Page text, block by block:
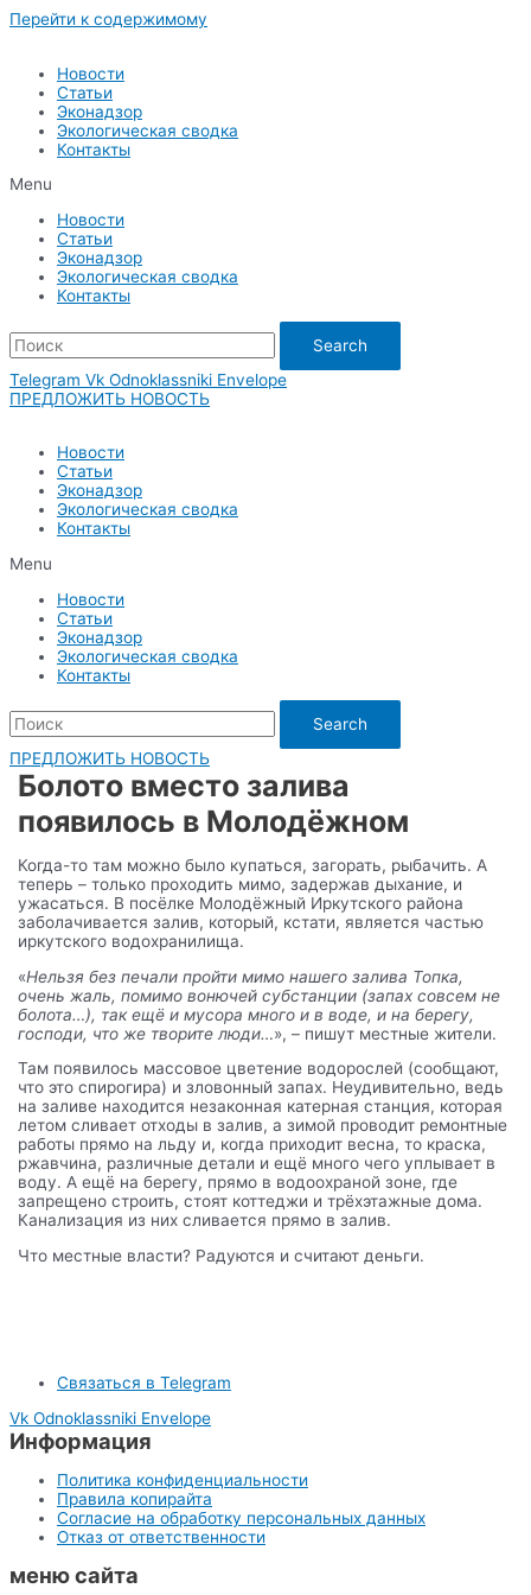
Перейти к содержимому
Новости
Статьи
Эконадзор
Экологическая сводка
Контакты
Menu
Новости
Статьи
Эконадзор
Экологическая сводка
Контакты
Search
Telegram Vk Odnoklassniki Envelope
ПРЕДЛОЖИТЬ НОВОСТЬ
Новости
Статьи
Эконадзор
Экологическая сводка
Контакты
Menu
Новости
Статьи
Эконадзор
Экологическая сводка
Контакты
Search
ПРЕДЛОЖИТЬ НОВОСТЬ
Болото вместо залива
появилось в Молодёжном
Когда-то там можно было купаться, загорать, рыбачить. А
теперь – только проходить мимо, задержав дыхание, и
ужасаться. В посёлке Молодёжный Иркутского района
заболачивается залив, который, кстати, является частью
иркутского водохранилища.
«Нельзя без печали пройти мимо нашего залива Топка,
очень жаль, помимо вонючей субстанции (запах совсем не
болота…), так ещё и мусора много и в воде, и на берегу,
господи, что же творите люди…», – пишут местные жители.
Там появилось массовое цветение водорослей (сообщают,
что это спирогира) и зловонный запах. Неудивительно, ведь
на заливе находится незаконная катерная станция, которая
летом сливает отходы в залив, а зимой проводит ремонтные
работы прямо на льду и, когда приходит весна, то краска,
ржавчина, различные детали и ещё много чего уплывает в
воду. А ещё на берегу, прямо в водоохраной зоне, где
запрещено строить, стоят коттеджи и трёхэтажные дома.
Канализация из них сливается прямо в залив.
Что местные власти? Радуются и считают деньги.
Связаться в Telegram
Vk Odnoklassniki Envelope
Информация
Политика конфиденциальности
Правила копирайта
Согласие на обработку персональных данных
Отказ от ответственности
меню сайта